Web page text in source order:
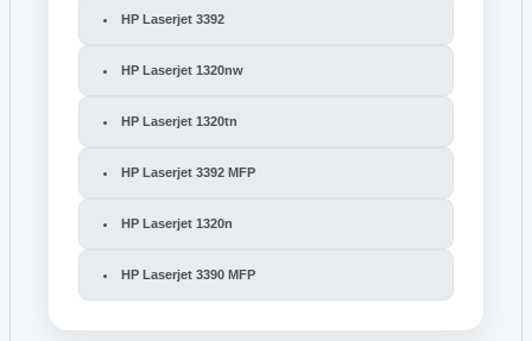
HP Laserjet 3392
HP Laserjet 1320nw
HP Laserjet 1320tn
HP Laserjet 3392 MFP
HP Laserjet 1320n
HP Laserjet 3390 MFP